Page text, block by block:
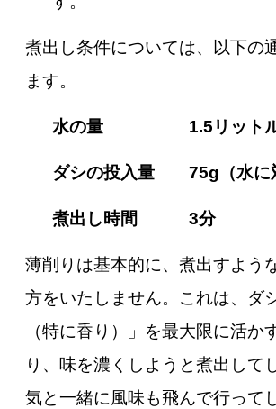
煮出し条件については、以下の
ます。
水の量 1.5リット
ダシの投入量 75g（水に
煮出し時間 3分
薄削りは基本的に、煮出すよう
方をいたしません。これは、ダ
（特に香り）」を最大限に活か
り、味を濃くしようと煮出して
気と一緒に風味も飛んで行って